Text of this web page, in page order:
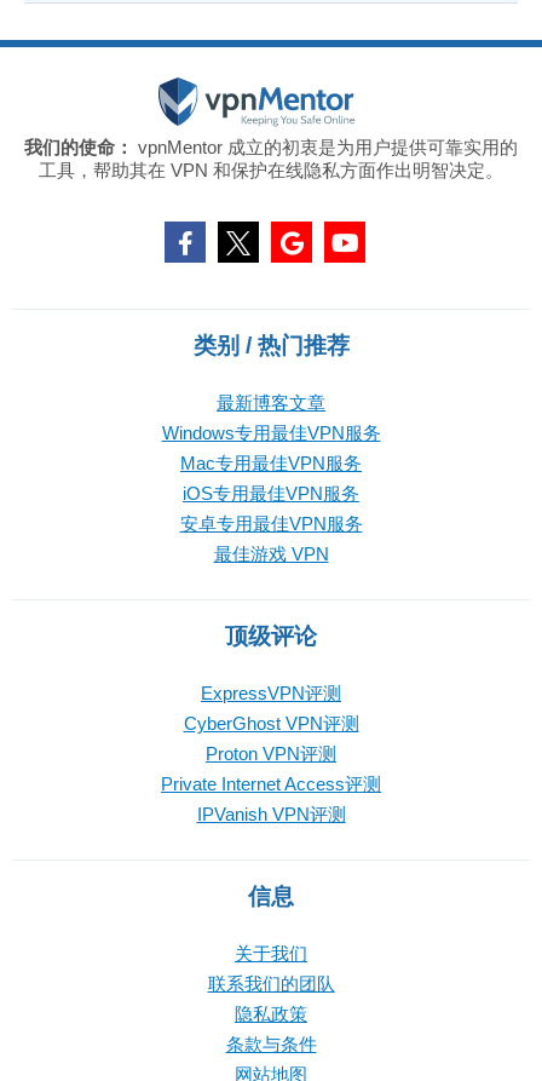
我们的使命： vpnMentor 成立的初衷是为用户提供可靠实用的
工具，帮助其在 VPN 和保护在线隐私方面作出明智决定。
类别 / 热门推荐
最新博客文章
Windows专用最佳VPN服务
Mac专用最佳VPN服务
iOS专用最佳VPN服务
安卓专用最佳VPN服务
最佳游戏 VPN
顶级评论
ExpressVPN评测
CyberGhost VPN评测
Proton VPN评测
Private Internet Access评测
IPVanish VPN评测
信息
关于我们
联系我们的团队
隐私政策
条款与条件
网站地图